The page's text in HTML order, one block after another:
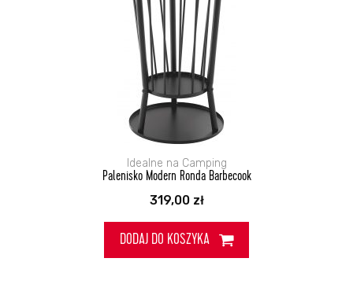
Idealne na Camping
Palenisko Modern Ronda Barbecook
319,00 zł
DODAJ DO KOSZYKA